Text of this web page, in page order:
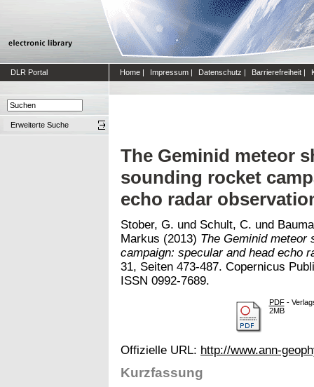
DLR Portal Home | Impressum | Datenschutz | Barrierefreiheit |
Erweiterte Suche
The Geminid meteor
sounding rocket
echo radar
Stober, G. und Schult, C. und
Markus (2013) The Geminid meteor
campaign: specular and head echo
31, Seiten 473-487. Copernicus
ISSN 0992-7689.
PDF-
2MB
Offizielle URL: http://www.ann-
Kurzfassung